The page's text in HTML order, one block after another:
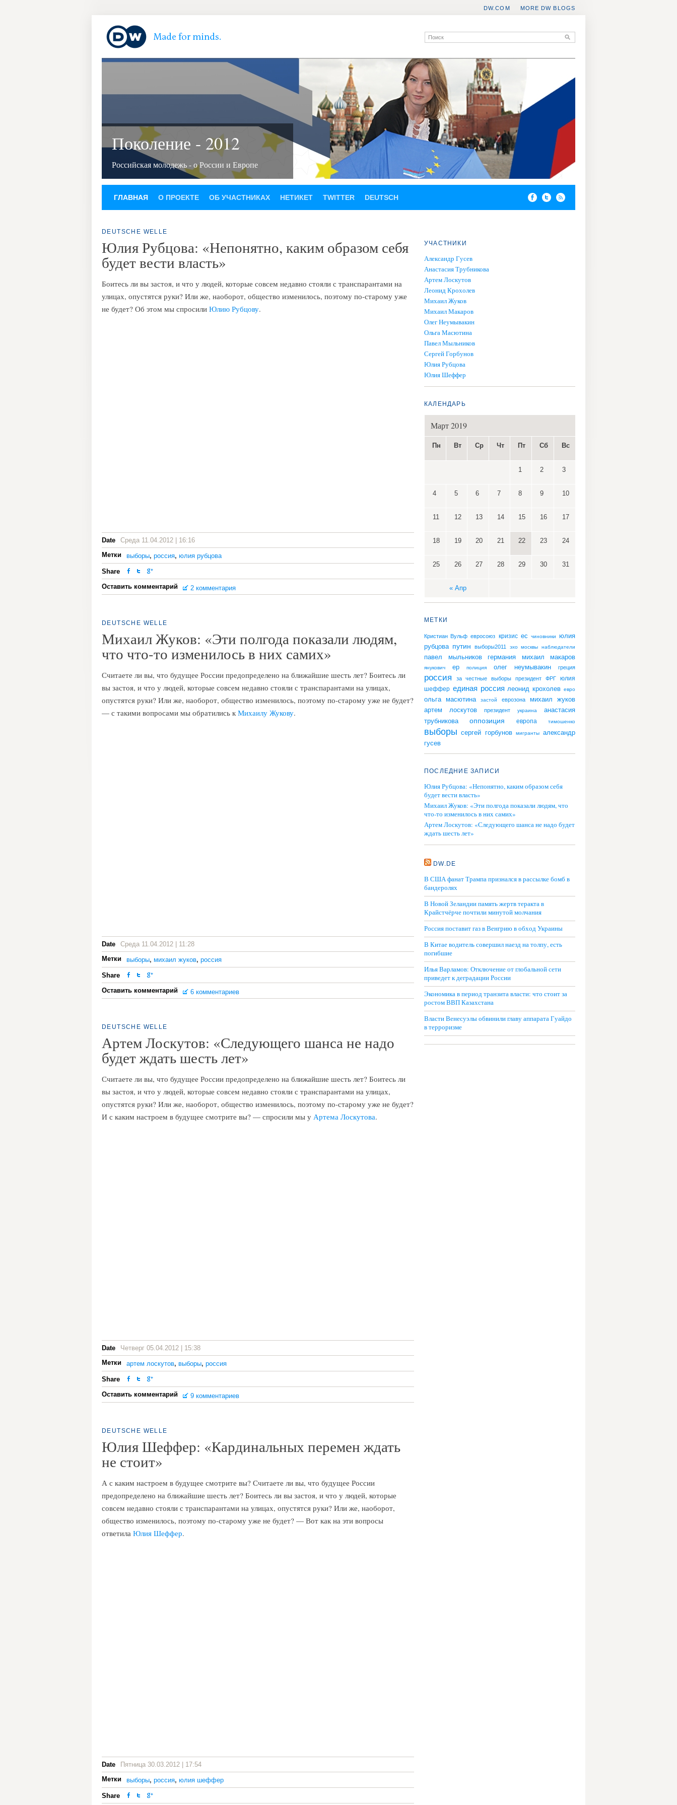
MORE DW BLOGS
DW.COM
Поколение - 2012
Российская молодежь - о России и Европе
ГЛАВНАЯ О ПРОЕКТЕ ОБ УЧАСТНИКАХ НЕТИКЕТ TWITTER DEUTSCH
DEUTSCHE WELLE
Юлия Рубцова: «Непонятно, каким образом себя
будет вести власть»
Боитесь ли вы застоя, и что у людей, которые совсем недавно стояли с транспарантами на
улицах, опустятся руки? Или же, наоборот, общество изменилось, поэтому по-старому уже
не будет? Об этом мы спросили Юлию Рубцову.
Date
Среда 11.04.2012 | 16:16
Метки
выборы, россия, юлия рубцова
Share
Оставить комментарий
2 комментария
DEUTSCHE WELLE
Михаил Жуков: «Эти полгода показали людям,
что что-то изменилось в них самих»
Считаете ли вы, что будущее России предопределено на ближайшие шесть лет? Боитесь ли
вы застоя, и что у людей, которые совсем недавно стояли с транспарантами на улицах,
опустятся руки? Или же, наоборот, общество изменилось, поэтому по-старому уже не будет?
— с такими вопросами мы обратились к Михаилу Жукову.
Date
Среда 11.04.2012 | 11:28
Метки
выборы, михаил жуков, россия
Share
Оставить комментарий
6 комментариев
DEUTSCHE WELLE
Артем Лоскутов: «Следующего шанса не надо
будет ждать шесть лет»
Считаете ли вы, что будущее России предопределено на ближайшие шесть лет? Боитесь ли
вы застоя, и что у людей, которые совсем недавно стояли с транспарантами на улицах,
опустятся руки? Или же, наоборот, общество изменилось, поэтому по-старому уже не будет?
И с каким настроем в будущее смотрите вы? — спросили мы у Артема Лоскутова.
Date
Четверг 05.04.2012 | 15:38
Метки
артем лоскутов, выборы, россия
Share
Оставить комментарий
9 комментариев
DEUTSCHE WELLE
Юлия Шеффер: «Кардинальных перемен ждать
не стоит»
А с каким настроем в будущее смотрите вы? Считаете ли вы, что будущее России
предопределено на ближайшие шесть лет? Боитесь ли вы застоя, и что у людей, которые
совсем недавно стояли с транспарантами на улицах, опустятся руки? Или же, наоборот,
общество изменилось, поэтому по-старому уже не будет? — Вот как на эти вопросы
ответила Юлия Шеффер.
Date
Пятница 30.03.2012 | 17:54
Метки
выборы, россия, юлия шеффер
Share
УЧАСТНИКИ
Александр Гусев
Анастасия Трубникова
Артем Лоскутов
Леонид Крохолев
Михаил Жуков
Михаил Макаров
Олег Неумывакин
Ольга Масютина
Павел Мыльников
Сергей Горбунов
Юлия Рубцова
Юлия Шеффер
КАЛЕНДАРЬ
Март 2019
Пн Вт Ср Чт Пт Сб Вс
« Апр
1 2 3
4 5 6 7 8 9 10
11 12 13 14 15 16 17
18 19 20 21 22 23 24
25 26 27 28 29 30 31
МЕТКИ
Кристиан Вульф евросоюз кризис ес чиновники
юлия
рубцова путин выборы2011 эхо москвы наблюдатели
павел мыльников германия михаил макаров
янукович ер полиция олег неумывакин греция
россия за честные выборы президент ФРГ
юлия
шеффер единая россия леонид крохолев евро
ольга масютина застой еврозона михаил жуков
артем лоскутов президент украина
анастасия
трубникова
оппозиция европа тимошенко
выборы сергей горбунов мигранты
александр
гусев
ПОСЛЕДНИЕ ЗАПИСИ
Юлия Рубцова: «Непонятно, каким образом себя
будет вести власть»
Михаил Жуков: «Эти полгода показали людям, что
что-то изменилось в них самих»
Артем Лоскутов: «Следующего шанса не надо будет
ждать шесть лет»
DW.DE
В США фанат Трампа признался в рассылке бомб в
бандеролях
В Новой Зеландии память жертв теракта в
Крайстчёрче почтили минутой молчания
Россия поставит газ в Венгрию в обход Украины
В Китае водитель совершил наезд на толпу, есть
погибшие
Илья Варламов: Отключение от глобальной сети
приведет к деградации России
Экономика в период транзита власти: что стоит за
ростом ВВП Казахстана
Власти Венесуэлы обвинили главу аппарата Гуайдо
в терроризме